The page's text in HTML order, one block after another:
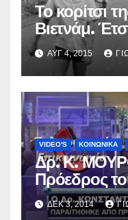
Το κορίτσι
Βιετνάμ.
τήν καρδιά
ΑΥΓ 4, 2015
VIDEO'S ΚΟΙΝΩΝΙΚΑ
Δρ. Κ.
Πρόεδρος
Προστασίας
ΔΕΚ 3, 2014